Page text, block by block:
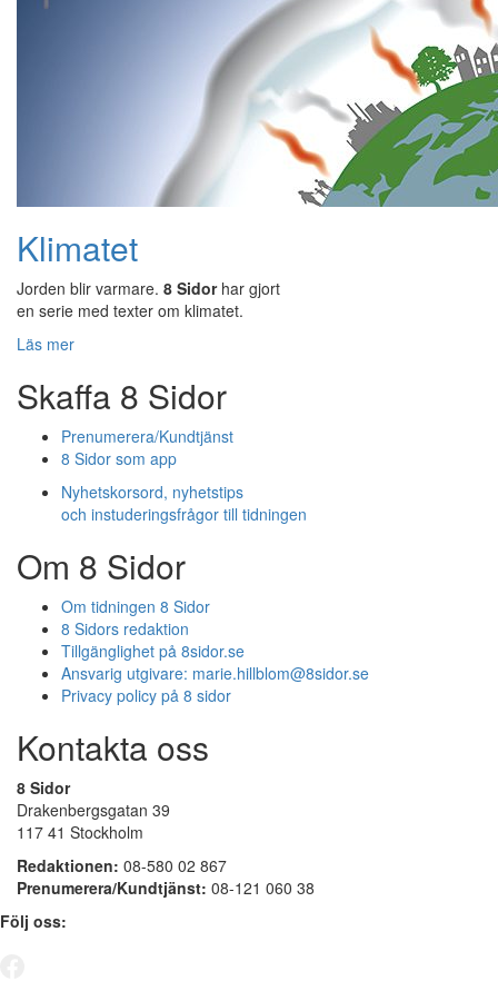
Klimatet
Jorden blir varmare. 8 Sidorhar gjort
en serie med texter om klimatet.
Läs mer
Skaffa 8 Sidor
Prenumerera/Kundtjänst
8 Sidor som app
Nyhetskorsord, nyhetstips
och instuderingsfrågor till tidningen
Om 8 Sidor
Om tidningen 8 Sidor
8 Sidors redaktion
Tillgänglighet på 8sidor.se
Ansvarig utgivare: marie.hillblom@8sidor.se
Privacy policy på 8 sidor
Kontakta oss
8 Sidor
Drakenbergsgatan 39
117 41 Stockholm
Redaktionen: 08-580 02 867
Prenumerera/Kundtjänst: 08-121 060 38
Följ oss: